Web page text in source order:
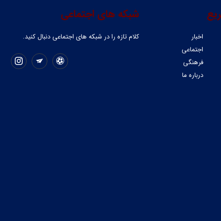
شبکه های اجتماعی
کلام تازه را در شبکه ‌های اجتماعی دنبال کنید.
اخبار
اجتماعی
فرهنگی
درباره ما